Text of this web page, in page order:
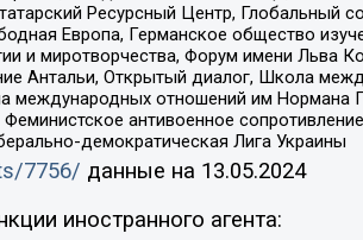
Ресурсный Центр, Глобальный
Европа, Германское общество
и миротворчества, Форум имени Льва
Антальи, Открытый диалог, Школа
международных отношений им
антивоенное
демократическая Лига Украины
7756/ данные на 13.05.2024
иностранного агента: